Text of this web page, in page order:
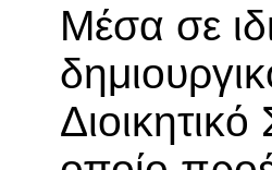
Μέσα σε